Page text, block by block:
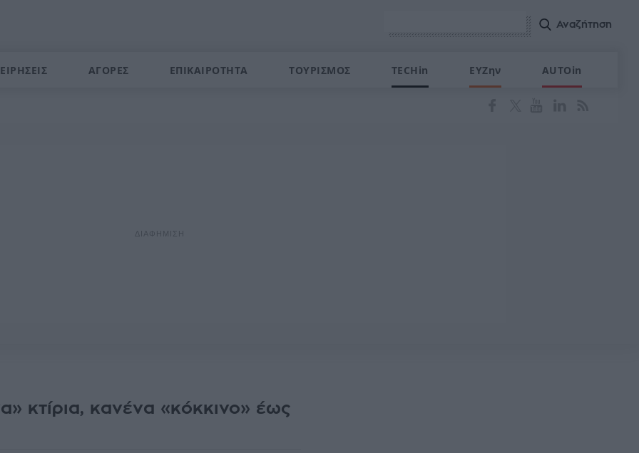
ΑΓΟΡΕΣ ΕΠΙΚΑΙΡΟΤΗΤΑ ΤΟΥΡΙΣΜΟΣ TECHin ΕΥΖην AUTOin
κτίρια, κανένα «κόκκινο» έως